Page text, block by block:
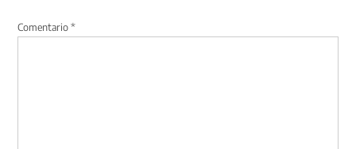
Comentario*